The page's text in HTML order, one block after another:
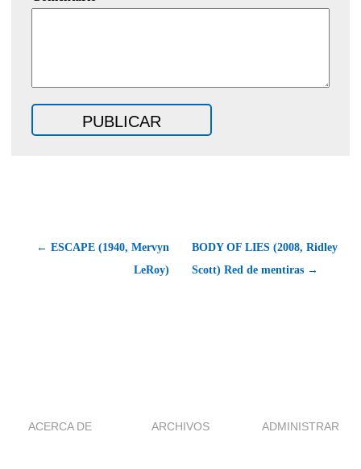
← ESCAPE (1940, Mervyn
LeRoy)
BODY OF LIES (2008, Ridley
Scott) Red de mentiras →
ACERCA DE ARCHIVOS ADMINISTRAR